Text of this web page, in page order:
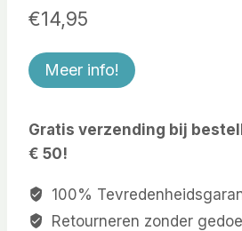
€14,95
Meer info!
Gratis verzending bij
€ 50!
100%
Retourneren zonder